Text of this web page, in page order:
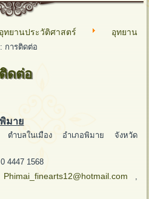
อุทยานประวัติศาสตร์
อุทยาน
การติดต่อ
ดต่อ
มาย
เมือง อำเภอพิมาย จังหวัด
4447 1568
Phimai_finearts12@hotmail.com